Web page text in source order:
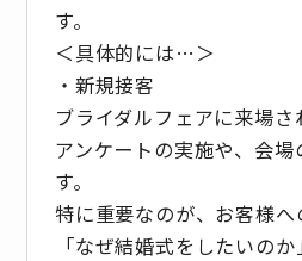
す。
＜具体的には…＞
・新規接客
ブライダルフェアに来場
アンケートの実施や、会
す。
特に重要なのが、お客様へ
「なぜ結婚式をしたいの